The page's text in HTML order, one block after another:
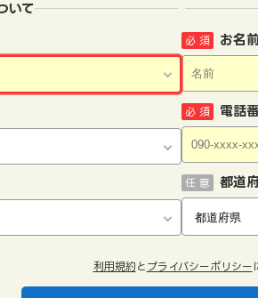
いて
お名
必 須
電話
必 須
都道
任 意
利用規約 と プライバシーポリシー